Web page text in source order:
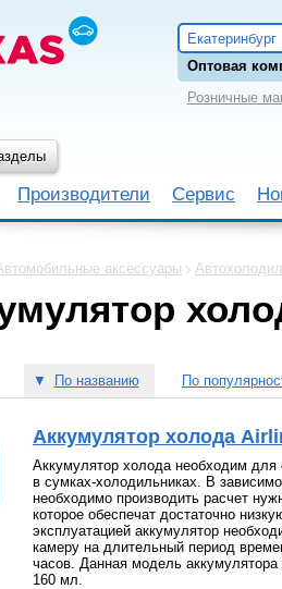
Екатеринбург
Оптовая
Розничные
Производители Сервис
аксессуары
▼ По названию По
Аккумулятор холода
Аккумулятор холода необходим для
в сумках-холодильниках. В
необходимо производить расчет
которое обеспечат достаточно
эксплуатацией аккумулятор
камеру на длительный период
часов. Данная модель
160 мл.